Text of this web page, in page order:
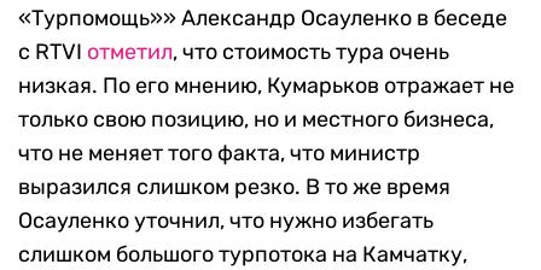
«Турпомощь»» Александр Осауленко в беседе
с RTVI отметил, что стоимость тура очень
низкая. По его мнению, Кумарьков отражает не
только свою позицию, но и местного бизнеса,
что не меняет того факта, что министр
выразился слишком резко. В то же время
Осауленко уточнил, что нужно избегать
слишком большого турпотока на Камчатку,